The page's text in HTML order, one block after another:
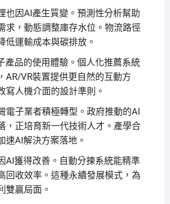
也因AI產生質變。預測性分析幫助
求，動態調整庫存水位。物流路徑
低運輸成本與碳排放。
產品的使用體驗。個人化推薦系統
AR/VR裝置提供更自然的互動方
寫人機介面的設計準則。
電子業者積極轉型。政府推動的AI
，正培育新一代技術人才。產學合
速AI解決方案落地。
AI獲得改善。自動分揀系統能精準
回收效率。這種永續發展模式，為
雙贏局面。